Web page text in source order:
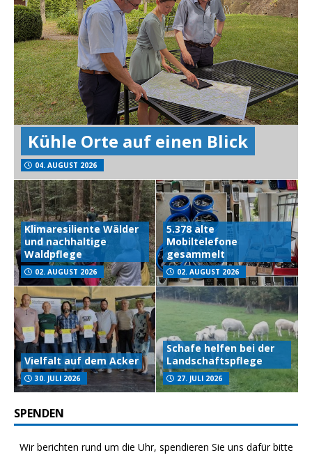
Kühle Orte auf einen Blick
04. AUGUST 2026
Klimaresiliente Wälder
und nachhaltige
Waldpflege
02. AUGUST 2026
5.378 alte
Mobiltelefone
gesammelt
02. AUGUST 2026
Vielfalt auf dem Acker
30. JULI 2026
Schafe helfen bei der
Landschaftspflege
27. JULI 2026
SPENDEN
Wir berichten rund um die Uhr, spendieren Sie uns dafür bitte